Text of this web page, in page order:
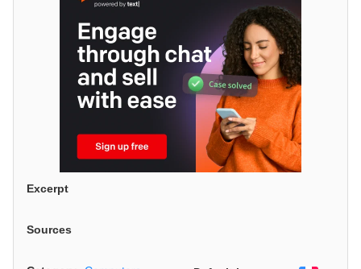
Excerpt
Sources